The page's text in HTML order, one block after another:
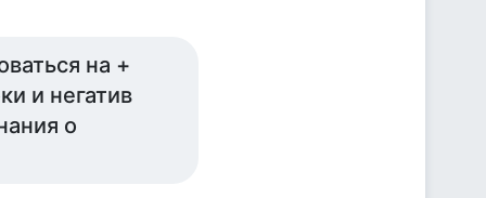
на +
и негатив
о